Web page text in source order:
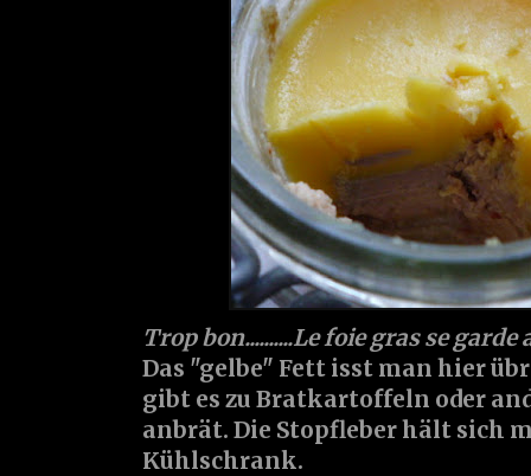
Trop bon..........Le foie gras se
Das "gelbe" Fett isst man hier
gibt es zu Bratkartoffeln oder
anbrät. Die Stopfleber hält sich
Kühlschrank.